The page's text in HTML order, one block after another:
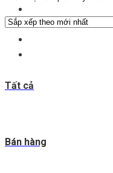
Get theme
Tất cả
Bán hàng